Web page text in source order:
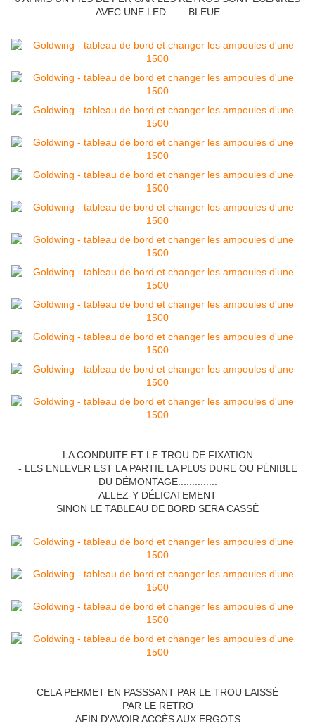
AVEC UNE LED....... BLEUE
LA CONDUITE ET LE TROU DE FIXATION
- LES ENLEVER EST LA PARTIE LA PLUS DURE OU PÉNIBLE
DU DÉMONTAGE..............
ALLEZ-Y DÉLICATEMENT
SINON LE TABLEAU DE BORD SERA CASSÉ
CELA PERMET EN PASSSANT PAR LE TROU LAISSÉ
PAR LE RETRO
AFIN D'AVOIR ACCÈS AUX ERGOTS